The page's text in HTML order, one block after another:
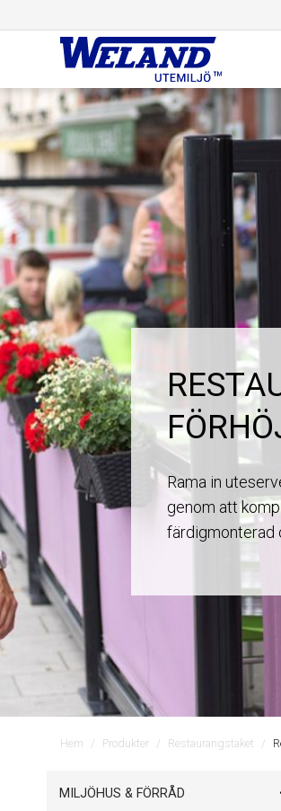
Rama in
genom att
färdigmonterad
Hem Produkter Restaurangstaket
MILJÖHUS & FÖRRÅD